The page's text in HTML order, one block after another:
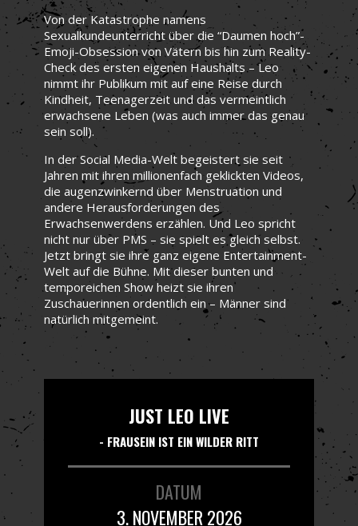
Von der Katastrophe namens
Sexualkundeunterricht über die “Daumen hoch”-
Emoji-Obsession von Vätern bis hin zum Reality-
Check des ersten eigenen Haushalts – Leo
nimmt ihr Publikum mit auf eine Reise durch
Kindheit, Teenagerzeit und das vermeintlich
erwachsene Leben (was auch immer das genau
sein soll).
In der Social Media-Welt begeistert sie seit
Jahren mit ihren millionenfach geklickten Videos,
die augenzwinkernd über Menstruation und
andere Herausforderungen des
Erwachsenwerdens erzählen. Und Leo spricht
nicht nur über PMS – sie spielt es gleich selbst.
Jetzt bringt sie ihre ganz eigene Entertainment-
Welt auf die Bühne. Mit dieser bunten und
temporeichen Show heizt sie ihren
Zuschauerinnen ordentlich ein – Männer sind
natürlich mitgemeint.
JUST LEO LIVE
- FRAUSEIN IST EIN WILDER RITT
DATUM
3. NOVEMBER 2026